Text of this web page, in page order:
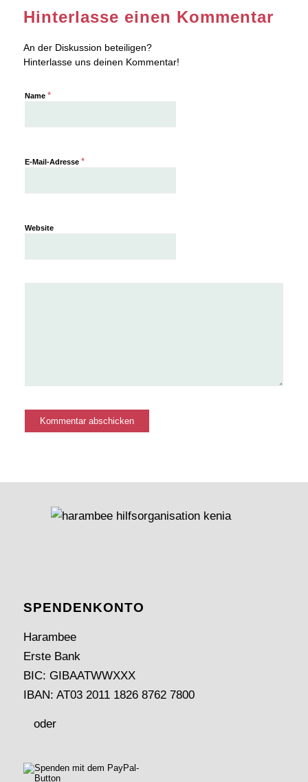
Hinterlasse einen Kommentar
An der Diskussion beteiligen?
Hinterlasse uns deinen Kommentar!
Name *
E-Mail-Adresse *
Website
SPENDEN­KONTO
Harambee
Erste Bank
BIC: GIBAATWWXXX
IBAN: AT03 2011 1826 8762 7800
oder